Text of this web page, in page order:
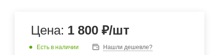
Цена: 1 800 ₽/шт
Есть в наличии Нашли дешевле?